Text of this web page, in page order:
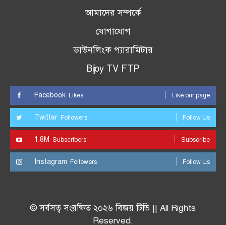
আমাদের সম্পর্কে
যোগাযোগ
ডাউনলিংক প্যারামিটার
Bijoy TV FTP
Facebook Likes Like our page
Twitter Followers Follow Us
1.8M Subscribers Subscribe
Instagram Followers Follow Us
© সর্বসত্ব সংরক্ষিত ২০২৬ বিজয় টিভি || All Rights
Reserved.